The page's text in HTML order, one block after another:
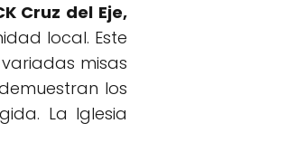
Cruz del Eje,
local. Este
misas
los
La Iglesia